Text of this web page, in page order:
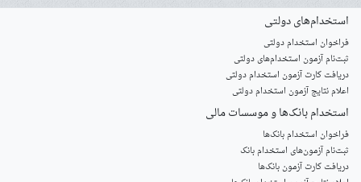
استخدام‌های دولتی
فراخوان استخدام دولتی
ثبت‌نام آزمون‌ استخدام‌های دولتی
دریافت کارت آزمون استخدام دولتی
اعلام نتایج آزمون استخدام دولتی
استخدام‌ بانک‌ها و موسسات مالی
فراخوان استخدام بانک‌ها
‌ثبت‌نام آزمون‌های استخدام بانک
دریافت کارت آزمون بانک‌ها